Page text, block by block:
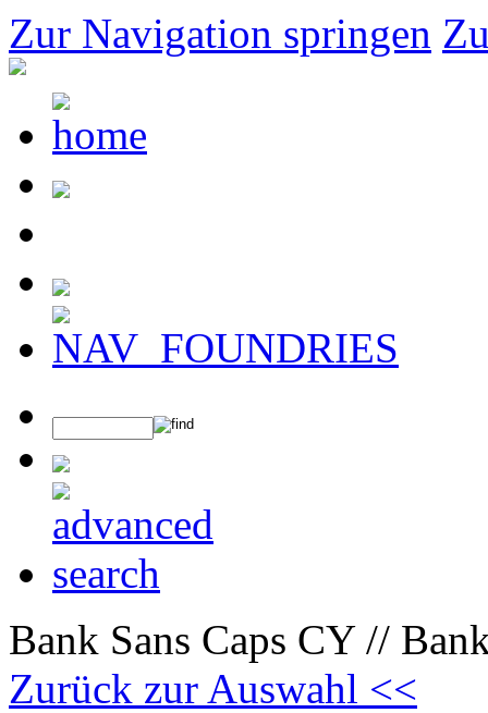
Zur Navigation springen
Bank Sans Caps CY //
Zurück zur Auswahl <<